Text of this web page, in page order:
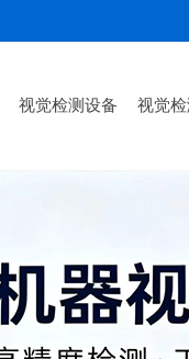
视觉检测设备 视觉